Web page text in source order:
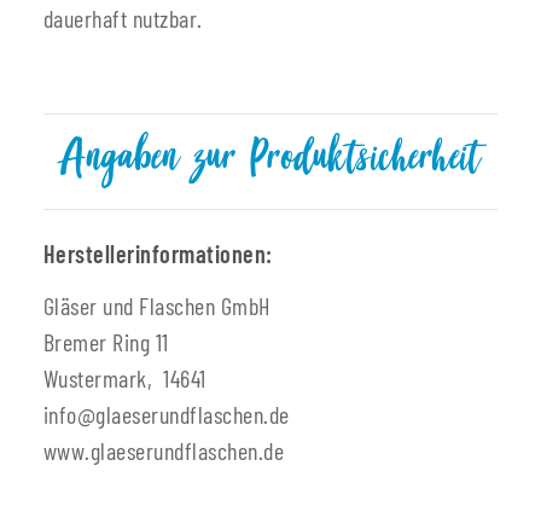
dauerhaft nutzbar.
Angaben zur Produktsicherheit
Herstellerinformationen:
Gläser und Flaschen GmbH
Bremer Ring 11
Wustermark, 14641
info@glaeserundflaschen.de
www.glaeserundflaschen.de